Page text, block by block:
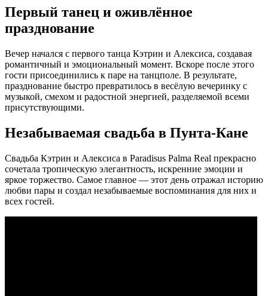
Первый танец и оживлённое
празднование
Вечер начался с первого танца Кэтрин и Алексиса, создавая
романтичный и эмоциональный момент. Вскоре после этого
гости присоединились к паре на танцполе. В результате,
празднование быстро превратилось в весёлую вечеринку с
музыкой, смехом и радостной энергией, разделяемой всеми
присутствующими.
Незабываемая свадьба в Пунта-Кане
Свадьба Кэтрин и Алексиса в Paradisus Palma Real прекрасно
сочетала тропическую элегантность, искренние эмоции и
яркое торжество. Самое главное — этот день отражал историю
любви пары и создал незабываемые воспоминания для них и
всех гостей.